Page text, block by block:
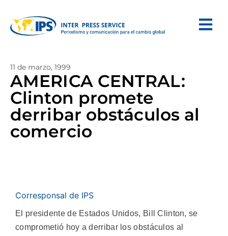
11 de marzo, 1999
AMERICA CENTRAL:
Clinton promete
derribar obstáculos al
comercio
Corresponsal de IPS
El presidente de Estados Unidos, Bill Clinton, se
comprometió hoy a derribar los obstáculos al